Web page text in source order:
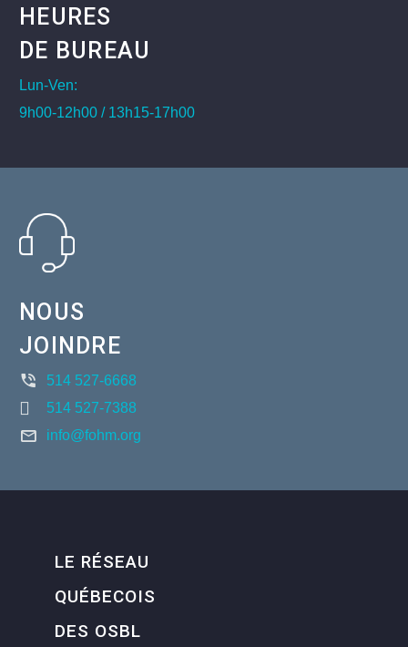
HEURES
DE BUREAU
Lun-Ven:
9h00-12h00 / 13h15-17h00
NOUS
JOINDRE
514 527-6668
514 527-7388
info@fohm.org
LE RÉSEAU
QUÉBECOIS
DES OSBL